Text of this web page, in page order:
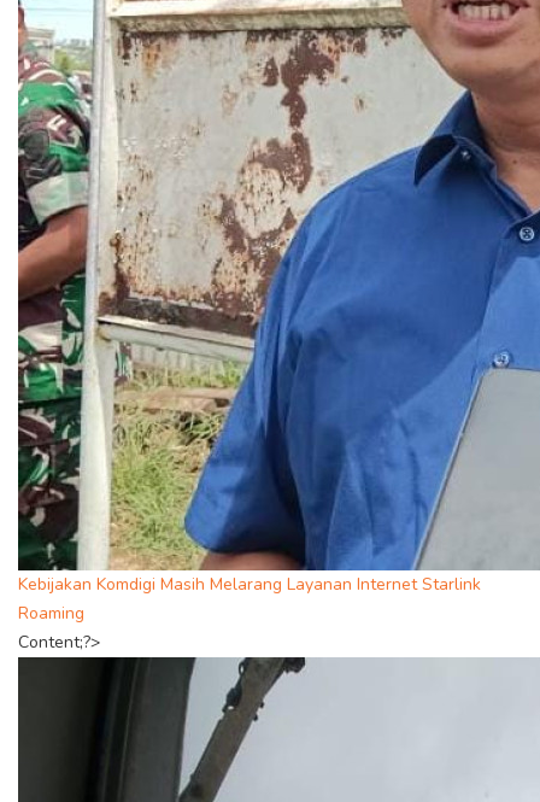
Kebijakan Komdigi Masih Melarang Layanan Internet Starlink
Roaming
Content;?>